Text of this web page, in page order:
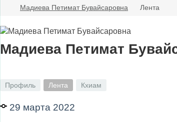
Мадиева Петимат Бувайсаровна Лента
Мадиева Петимат
Профиль Лента Кхиам
29 марта 2022